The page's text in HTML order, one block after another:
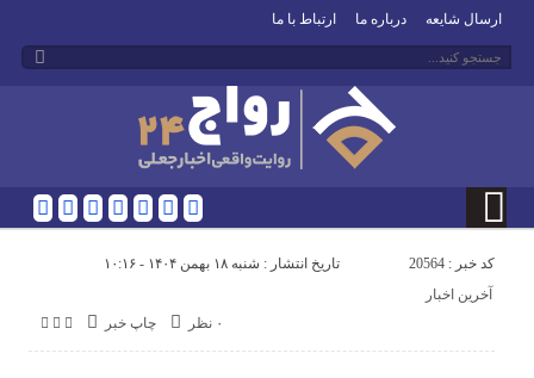
ارسال شایعه درباره ما ارتباط با ما
کد خبر : 20564 تاریخ انتشار : شنبه ۱۸ بهمن ۱۴۰۴ - ۱۰:۱۶
چاپ خبر ۰ نظر
آخرین اخبار